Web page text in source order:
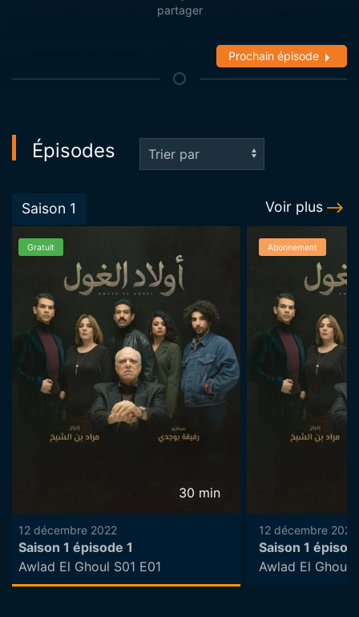
partager
Prochain épisode
Épisodes
Saison 1 Voir plus
Gratuit
30 min
12 décembre 2022
Saison 1 épisode 1
Awlad El Ghoul S01 E01
Abonnement
12 décembre 2022
Saison 1
Awlad El Ghoul